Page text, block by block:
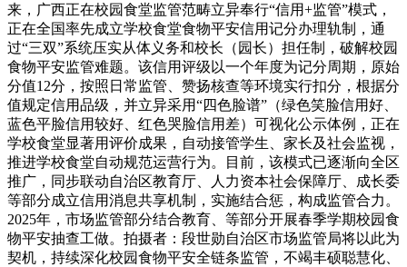
来，广西正在校园食堂监管范畴立异奉行“信用+监管”模式，
正在全国率先成立学校食堂食物平安信用记分办理轨制，通
过“三双”系统压实从体义务和校长（园长）担任制，破解校园
食物平安监管难题。该信用评级以一个年度为记分周期，原始
分值12分，按照日常监管、赞扬核查等环境实行扣分，根据分
值规定信用品级，并立异采用“四色脸谱”（绿色笑脸信用好、
蓝色平脸信用较好、红色哭脸信用差）可视化公示体例，正在
学校食堂显著用评价成果，自动接管学生、家长及社会监视，
推进学校食堂自动规范运营行为。目前，该模式已逐渐向全区
推广，同步联动自治区教育厅、人力资本社会保障厅、成长委
等部分成立信用消息共享机制，实施结合惩，构成监管合力。
2025年，市场监管部分结合教育、等部分开展春季学期校园食
物平安抽查工做。拍摄者：段世勋自治区市场监管局将以此为
契机，持续深化校园食物平安全链条监管，不竭丰硕聪慧化、